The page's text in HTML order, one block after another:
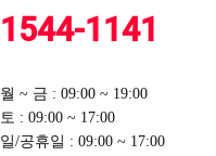
1544-1141
월 ~ 금 : 09:00 ~ 19:00
토 : 09:00 ~ 17:00
일/공휴일 : 09:00 ~ 17:00